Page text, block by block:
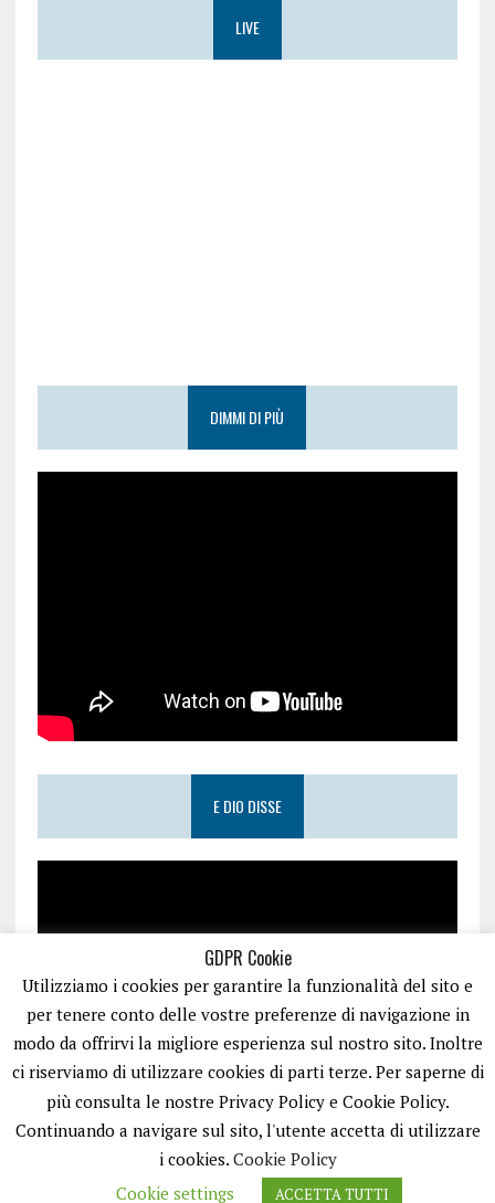
LIVE
DIMMI DI PIÙ
E DIO DISSE
GDPR Cookie
Utilizziamo i cookies per garantire la funzionalità del sito e
per tenere conto delle vostre preferenze di navigazione in
modo da offrirvi la migliore esperienza sul nostro sito. Inoltre
ci riserviamo di utilizzare cookies di parti terze. Per saperne di
più consulta le nostre Privacy Policy e Cookie Policy.
Continuando a navigare sul sito, l'utente accetta di utilizzare
i cookies. Cookie Policy
Cookie settings
ACCETTA TUTTI